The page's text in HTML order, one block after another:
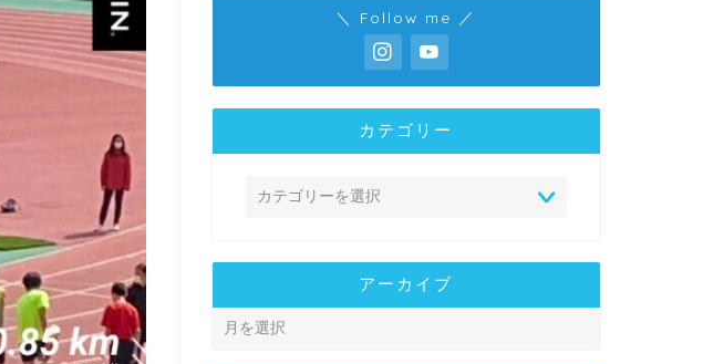
＼ Follow me ／
カテゴリー
アーカイブ